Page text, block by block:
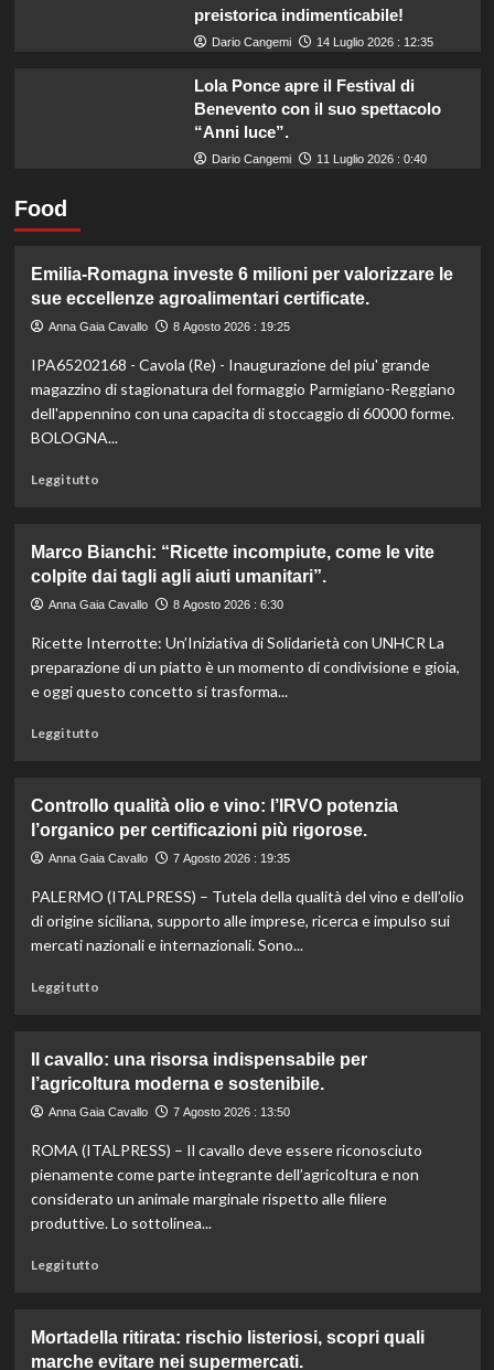
preistorica indimenticabile!
Dario Cangemi 14 Luglio 2026 : 12:35
Lola Ponce apre il Festival di
Benevento con il suo spettacolo
“Anni luce”.
Dario Cangemi 11 Luglio 2026 : 0:40
Food
Emilia-Romagna investe 6 milioni per valorizzare le
sue eccellenze agroalimentari certificate.
Anna Gaia Cavallo 8 Agosto 2026 : 19:25
IPA65202168 - Cavola (Re) - Inaugurazione del piu' grande
magazzino di stagionatura del formaggio Parmigiano-Reggiano
dell'appennino con una capacita di stoccaggio di 60000 forme.
BOLOGNA...
Leggi tuttoLeggi
Emilia-
Romagna
investe
milioni
per
valorizzare
Marco Bianchi: “Ricette incompiute, come le vite
colpite dai tagli agli aiuti umanitari”.
Anna Gaia Cavallo 8 Agosto 2026 : 6:30
Ricette Interrotte: Un’Iniziativa di Solidarietà con UNHCR La
preparazione di un piatto è un momento di condivisione e gioia,
e oggi questo concetto si trasforma...
Leggi tuttoLeggi
Marco
Bianchi:
“Ricette
come
le
vite
umanitari”.
Controllo qualità olio e vino: l’IRVO potenzia
l’organico per certificazioni più rigorose.
Anna Gaia Cavallo 7 Agosto 2026 : 19:35
PALERMO (ITALPRESS) – Tutela della qualità del vino e dell’olio
di origine siciliana, supporto alle imprese, ricerca e impulso sui
mercati nazionali e internazionali. Sono...
Leggi tuttoLeggi
Controllo
qualità
olio
vino:
l’IRVO
potenzia
per
Il cavallo: una risorsa indispensabile per
l’agricoltura moderna e sostenibile.
Anna Gaia Cavallo 7 Agosto 2026 : 13:50
ROMA (ITALPRESS) – Il cavallo deve essere riconosciuto
pienamente come parte integrante dell’agricoltura e non
considerato un animale marginale rispetto alle filiere
produttive. Lo sottolinea...
Leggi tuttoLeggi
Il
cavallo:
Mortadella ritirata: rischio listeriosi, scopri quali
marche evitare nei supermercati.